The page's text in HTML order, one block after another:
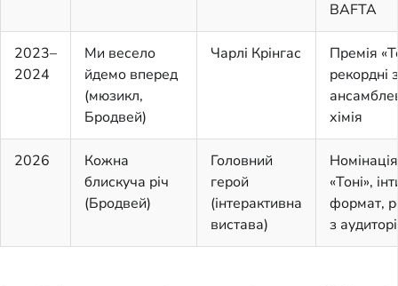
BAFTA
2023–
2024
Ми весело
йдемо вперед
(мюзикл,
Бродвей)
Чарлі Крінгас
Премія
рекордні
хімія
2026
Кожна
блискуча річ
(Бродвей)
Головний
герой
(інтерактивна
вистава)
«Тоні»,
формат,
з